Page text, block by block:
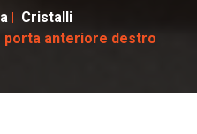
Cristalli
anteriore destro